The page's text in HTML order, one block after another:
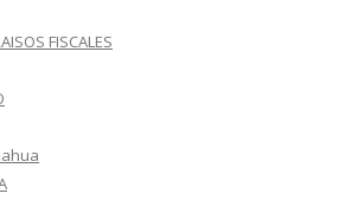
FISCALES